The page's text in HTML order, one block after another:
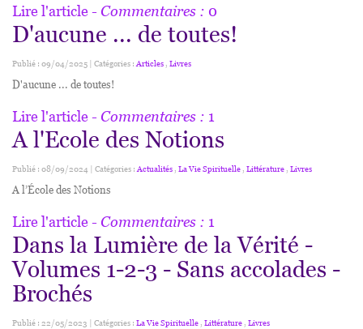
Lire l'article- Commentaires : 0
D'aucune ... de toutes!
Publié : 09/04/2025 | Catégories :Articles , Livres
D'aucune ... de toutes!
Lire l'article- Commentaires : 1
A l'Ecole des Notions
Publié : 08/09/2024 | Catégories :Actualités , La Vie Spirituelle , Littérature , Livres
A l’École des Notions
Lire l'article- Commentaires : 1
Dans la Lumière de la Vérité -
Volumes 1-2-3 - Sans accolades -
Brochés
Publié : 22/05/2023 | Catégories : La Vie Spirituelle , Littérature , Livres